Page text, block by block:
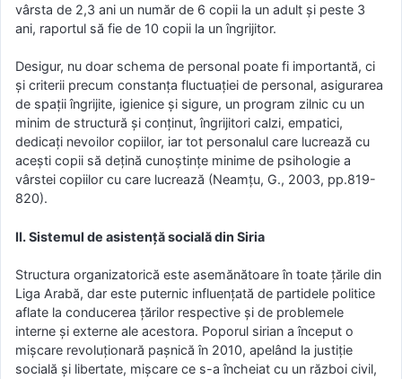
vârsta de 2,3 ani un număr de 6 copii la un adult și peste 3
ani, raportul să fie de 10 copii la un îngrijitor.
Desigur, nu doar schema de personal poate fi importantă, ci
și criterii precum constanța fluctuației de personal, asigurarea
de spații îngrijite, igienice și sigure, un program zilnic cu un
minim de structură și conținut, îngrijitori calzi, empatici,
dedicați nevoilor copiilor, iar tot personalul care lucrează cu
acești copii să dețină cunoștințe minime de psihologie a
vârstei copiilor cu care lucrează (Neamțu, G., 2003, pp.819-
820).
II. Sistemul de asistență socială din Siria
Structura organizatorică este asemănătoare în toate țările din
Liga Arabă, dar este puternic influențată de partidele politice
aflate la conducerea țărilor respective și de problemele
interne și externe ale acestora. Poporul sirian a început o
mișcare revoluționară pașnică în 2010, apelând la justiție
socială și libertate, mișcare ce s-a încheiat cu un război civil,